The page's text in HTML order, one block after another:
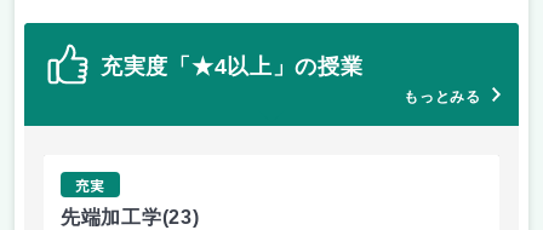
充実度「★4以上」の授業
もっとみる
充実
先端加工学(23)